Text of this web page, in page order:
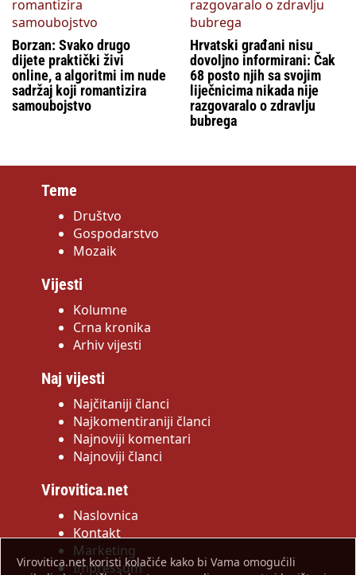
Borzan: Svako drugo
dijete praktički živi
online, a algoritmi im nude
sadržaj koji romantizira
samoubojstvo
Hrvatski građani nisu
dovoljno informirani: Čak
68 posto njih sa svojim
liječnicima nikada nije
razgovaralo o zdravlju
bubrega
Teme
Društvo
Gospodarstvo
Mozaik
Vijesti
Kolumne
Crna kronika
Arhiv vijesti
Naj vijesti
Najčitaniji članci
Najkomentiraniji članci
Najnoviji komentari
Najnoviji članci
Virovitica.net
Naslovnica
Kontakt
Marketing
Impressum
Virovitica.net koristi kolačiće kako bi Vama omogućili